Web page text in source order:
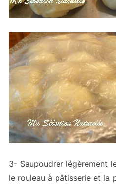
3- Saupoudrer légèrement
le rouleau à pâtisserie et la